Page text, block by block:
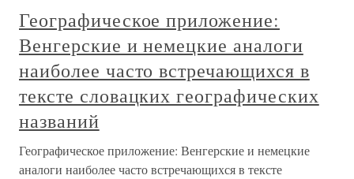
Географическое приложение:
Венгерские и немецкие аналоги
наиболее часто встречающихся в
тексте словацких географических
названий
Географическое приложение: Венгерские и немецкие
аналоги наиболее часто встречающихся в тексте